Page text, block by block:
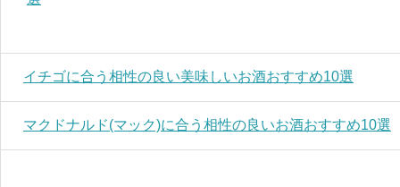
イチゴに合う相性の良い美味しいお酒おすすめ10選
マクドナルド(マック)に合う相性の良いお酒おすすめ10選